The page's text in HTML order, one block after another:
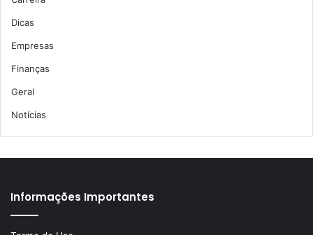
Dicas
Empresas
Finanças
Geral
Notícias
Informações Importantes